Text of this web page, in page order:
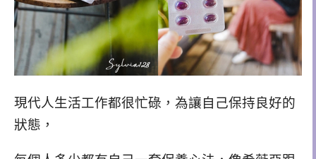
現代人生活工作都很忙碌，為讓自己保持良好的
狀態，